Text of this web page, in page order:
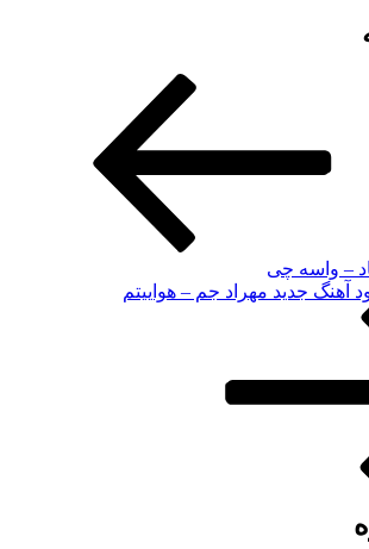
– واسه چی
آهنگ جدید مهراد جم – هواییتم